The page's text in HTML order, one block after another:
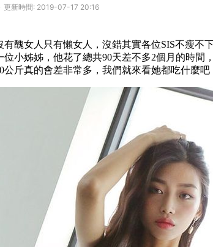
更新時間: 2019-07-17 20:16
有醜女人只有懶女人，沒錯其實各位SIS不瘦不
位小姊姊，他花了總共90天差不多2個月的時間
公斤真的會差非常多，我們就來看她都吃什麼吧